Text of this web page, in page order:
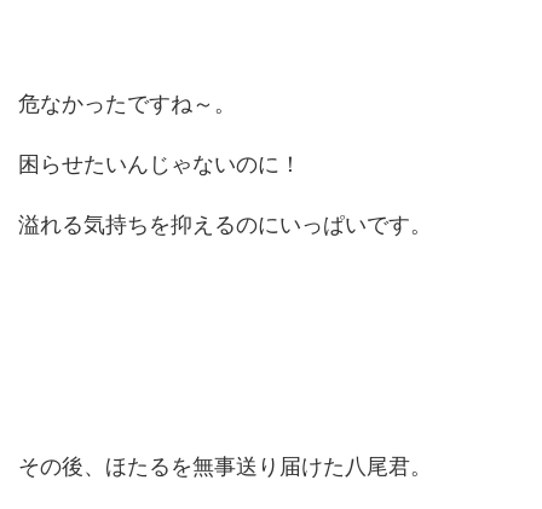
危なかったですね～。
困らせたいんじゃないのに！
溢れる気持ちを抑えるのにいっぱいです。
その後、ほたるを無事送り届けた八尾君。